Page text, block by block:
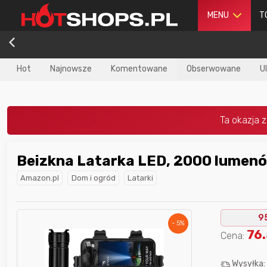
MENU
Hot Najnowsze Komentowane Obserwowane
Beizkna Latarka LED, 2000
Amazon.pl Dom i ogród
Latarki
- 5%
Cena:
Wysyłka:
najlepszego
w poprzednim
Nagroda dlanajlepszego
użytkownika